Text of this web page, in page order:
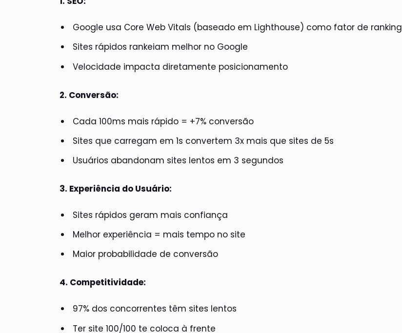
Google usa Core Web Vitals (baseado em Lighthouse) como fator de ranking
Sites rápidos rankeiam melhor no Google
Velocidade impacta diretamente posicionamento
2. Conversão:
Cada 100ms mais rápido = +7% conversão
Sites que carregam em 1s convertem 3x mais que sites de 5s
Usuários abandonam sites lentos em 3 segundos
3. Experiência do Usuário:
Sites rápidos geram mais confiança
Melhor experiência = mais tempo no site
Maior probabilidade de conversão
4. Competitividade:
97% dos concorrentes têm sites lentos
Ter site 100/100 te coloca à frente